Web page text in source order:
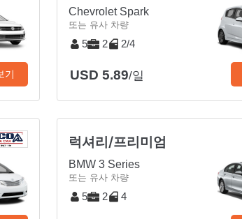
기
Chevrolet Spark
또는 유사 차량
5 2 2/4
USD 5.89/일
럭셔리/프리미엄
BMW 3 Series
또는 유사 차량
5 2 4